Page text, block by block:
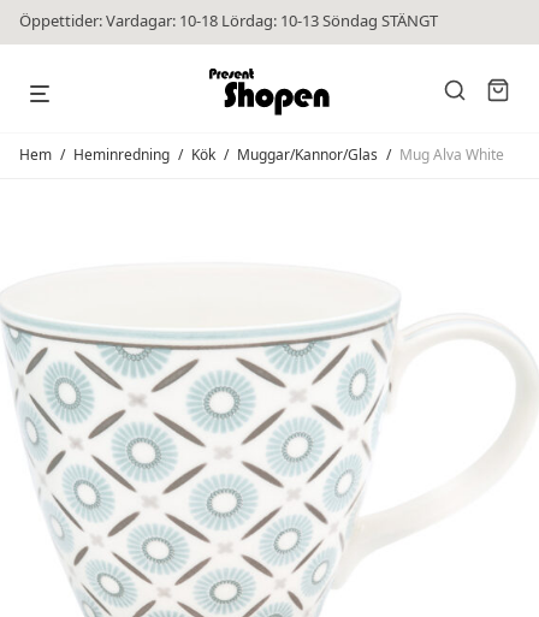
Öppettider: Vardagar: 10-18 Lördag: 10-13 Söndag STÄNGT
Hem / Heminredning / Kök / Muggar/Kannor/Glas / Mug Alva White